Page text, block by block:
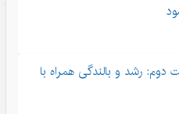
رشد و بالندگی همراه با